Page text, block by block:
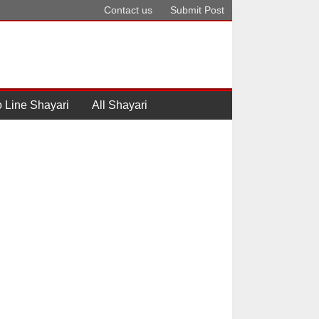
Contact us Submit Post
Line Shayari All Shayari